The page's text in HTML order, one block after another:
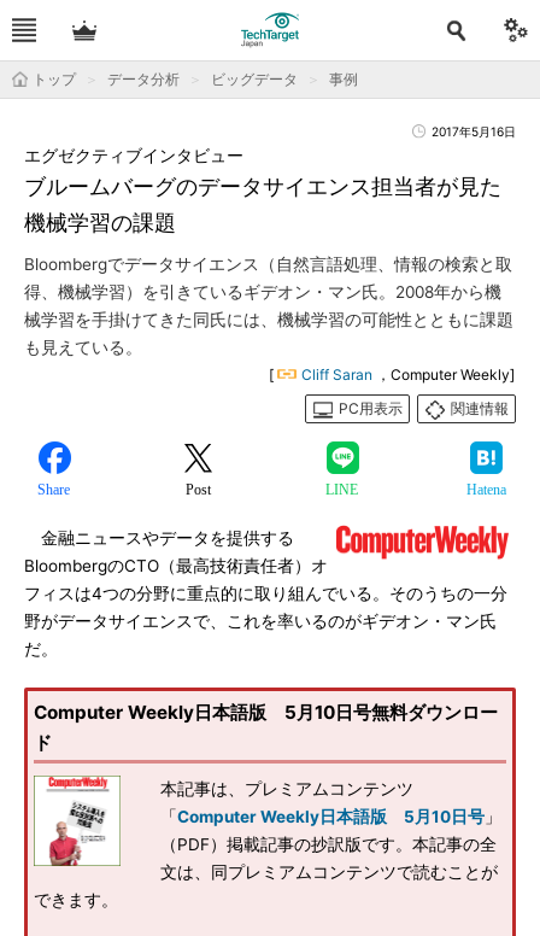
トップ データ分析 ビッグデータ 事例
2017年5月16日
ブルームバーグのデータサイエンス担当者が見た
機械学習の課題
エグゼクティブインタビュー
Bloombergでデータサイエンス（自然言語処理、情報の検索と取
得、機械学習）を引きているギデオン・マン氏。2008年から機
械学習を手掛けてきた同氏には、機械学習の可能性とともに課題
も見えている。
[ Cliff Saran ，Computer Weekly]
PC用表示
関連情報
Share Post LINE Hatena
金融ニュースやデータを提供する
BloombergのCTO（最高技術責任者）オ
フィスは4つの分野に重点的に取り組んでいる。そのうちの一分
野がデータサイエンスで、これを率いるのがギデオン・マン氏
だ。
Computer Weekly日本語版 5月10日号無料ダウンロー
ド
本記事は、プレミアムコンテンツ
「Computer Weekly日本語版 5月10日号 」
（PDF）掲載記事の抄訳版です。本記事の全
文は、同プレミアムコンテンツで読むことが
できます。